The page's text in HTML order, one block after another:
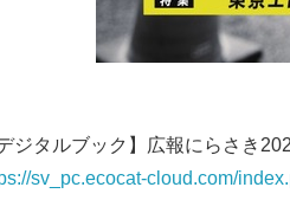
デジタルブック】広報にらさき
sv_pc.ecocat-cloud.com/